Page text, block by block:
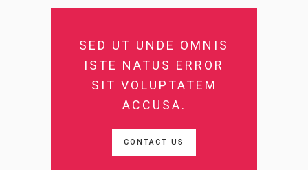
SED UT UNDE OMNIS
ISTE NATUS ERROR
SIT VOLUPTATEM
ACCUSA.
CONTACT US